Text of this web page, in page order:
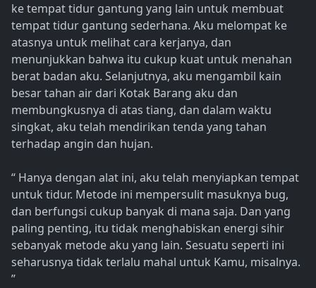
ke tempat tidur gantung yang lain untuk membuat
tempat tidur gantung sederhana. Aku melompat ke
atasnya untuk melihat cara kerjanya, dan
menunjukkan bahwa itu cukup kuat untuk menahan
berat badan aku. Selanjutnya, aku mengambil kain
besar tahan air dari Kotak Barang aku dan
membungkusnya di atas tiang, dan dalam waktu
singkat, aku telah mendirikan tenda yang tahan
terhadap angin dan hujan.
“ Hanya dengan alat ini, aku telah menyiapkan tempat
untuk tidur. Metode ini mempersulit masuknya bug,
dan berfungsi cukup banyak di mana saja. Dan yang
paling penting, itu tidak menghabiskan energi sihir
sebanyak metode aku yang lain. Sesuatu seperti ini
seharusnya tidak terlalu mahal untuk Kamu, misalnya.
”